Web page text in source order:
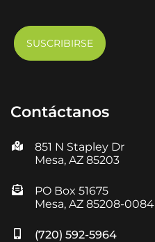
Contáctanos
851 N Stapley Dr
Mesa, AZ 85203
PO Box 51675
Mesa, AZ 85208-0084
(720) 592-5964